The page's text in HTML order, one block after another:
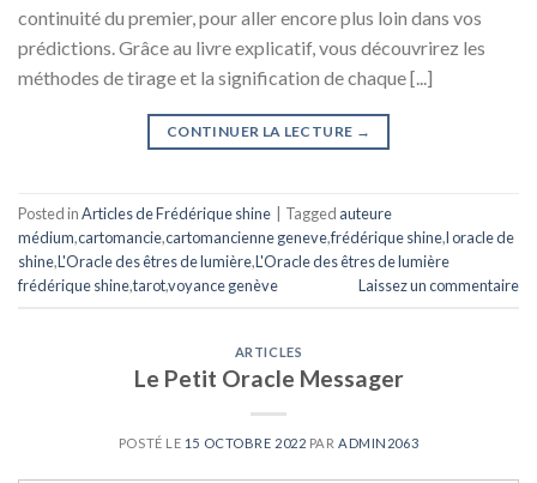
continuité du premier, pour aller encore plus loin dans vos
prédictions. Grâce au livre explicatif, vous découvrirez les
méthodes de tirage et la signification de chaque [...]
CONTINUER LA LECTURE →
Posted inArticles de Frédérique shine Tagged auteure
médium,cartomancie,cartomancienne geneve,frédérique shine,l oracle de
shine,L'Oracle des êtres de lumière,L'Oracle des êtres de lumière
frédérique shine,tarot,voyance genève Laissez un commentaire
ARTICLES
Le Petit Oracle Messager
POSTÉ LE 15 OCTOBRE 2022 PARADMIN2063